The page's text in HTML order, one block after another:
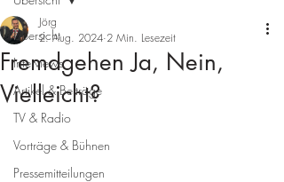
Übersicht
Interviews
Artikel & Beiträge
TV & Radio
Vorträge & Bühnen
Pressemitteilungen
Fremdgehen Ja, Nein,
Vielleicht?
Jörg
2. Aug. 2024 2 Min. Lesezeit